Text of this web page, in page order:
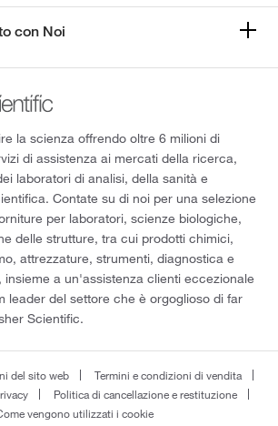
con Noi
la scienza offrendo oltre 6 milioni di
di assistenza ai mercati della ricerca,
laboratori di analisi, della sanità e
Contate su di noi per una selezione
per laboratori, scienze biologiche,
delle strutture, tra cui prodotti chimici,
attrezzature, strumenti, diagnostica e
insieme a un'assistenza clienti eccezionale
leader del settore che è orgoglioso di far
Scientific.
del sito web
Termini e condizioni di vendita
Politica di cancellazione e restituzione
vengono utilizzati i cookie